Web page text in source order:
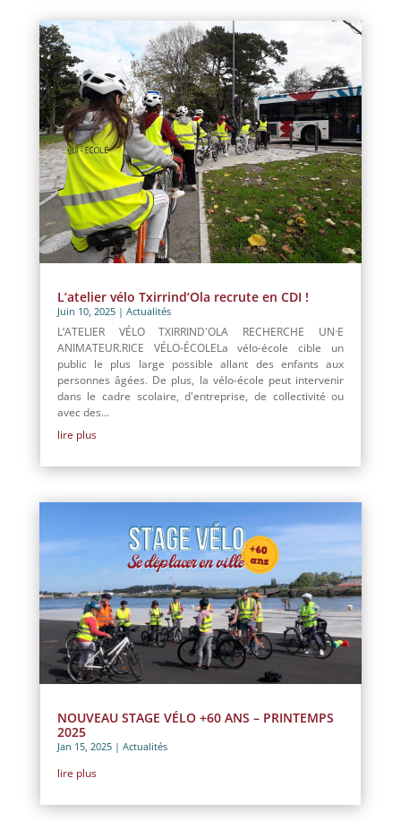
L’atelier vélo Txirrind’Ola recrute en CDI !
Juin 10, 2025| Actualités
L’ATELIER VÉLO TXIRRIND'OLA RECHERCHE UN·E
ANIMATEUR.RICE VÉLO-ÉCOLELa vélo-école cible un
public le plus large possible allant des enfants aux
personnes âgées. De plus, la vélo-école peut intervenir
dans le cadre scolaire, d'entreprise, de collectivité ou
avec des...
lire plus
NOUVEAU STAGE VÉLO +60 ANS – PRINTEMPS
2025
Jan 15, 2025| Actualités
lire plus